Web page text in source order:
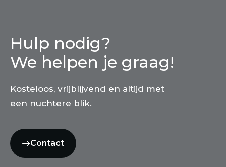
Hulp nodig?
We helpen je graag!
Kosteloos, vrijblijvend en altijd met
een nuchtere blik.
Contact